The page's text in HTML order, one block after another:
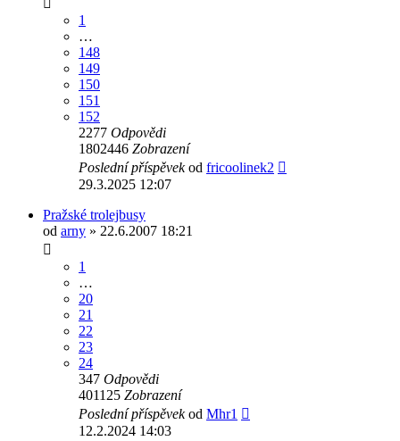
1
…
148
149
150
151
152
2277 Odpovědi
1802446 Zobrazení
Poslední příspěvekod fricoolinek2
29.3.2025 12:07
Pražské trolejbusy
od arny » 22.6.2007 18:21
1
…
20
21
22
23
24
347 Odpovědi
401125 Zobrazení
Poslední příspěvekod Mhr1
12.2.2024 14:03